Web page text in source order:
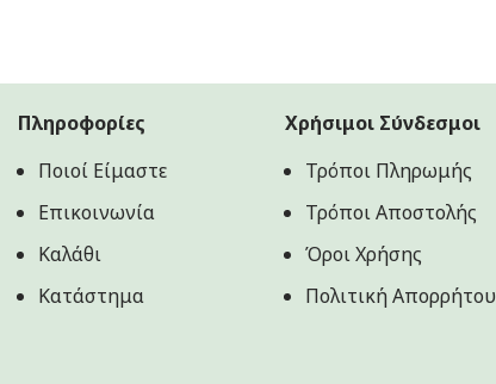
Πληροφορίες
Ποιοί Είμαστε
Επικοινωνία
Καλάθι
Κατάστημα
Χρήσιμοι Σύνδεσμοι
Τρόποι Πληρωμής
Τρόποι Αποστολής
Όροι Χρήσης
Πολιτική Aπορρήτου